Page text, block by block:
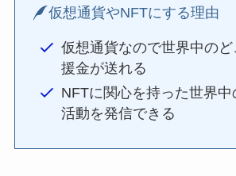
仮想通貨やNFTにする理由
仮想通貨なので世界中の
援金が送れる
NFTに関心を持った世界
活動を発信できる